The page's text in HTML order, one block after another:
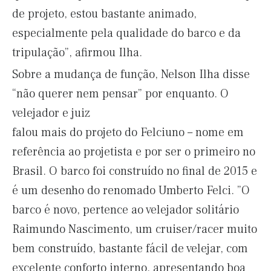
de projeto, estou bastante animado,
especialmente pela qualidade do barco e da
tripulação”, afirmou Ilha.
Sobre a mudança de função, Nelson Ilha disse
“não querer nem pensar” por enquanto. O
velejador e juiz
falou mais do projeto do Felciuno – nome em
referência ao projetista e por ser o primeiro no
Brasil. O barco foi construído no final de 2015 e
é um desenho do renomado Umberto Felci. ”O
barco é novo, pertence ao velejador solitário
Raimundo Nascimento, um cruiser/racer muito
bem construído, bastante fácil de velejar, com